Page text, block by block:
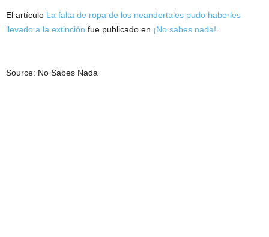
El artículo La falta de ropa de los neandertales pudo haberles
llevado a la extinción fue publicado en ¡No sabes nada!.
Source: No Sabes Nada